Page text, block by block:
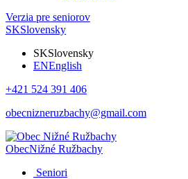
Verzia pre seniorov
SKSlovensky
SKSlovensky
ENEnglish
+421 524 391 406
obecnizneruzbachy@gmail.com
ObecNižné Ružbachy
Seniori